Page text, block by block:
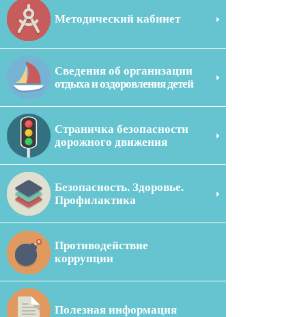
Методический кабинет
Сведения об организации
отдыха и оздоровления детей
Страничка безопасности
дорожного движения
Безопасность. Здоровье.
Профилактика
Противодействие
коррупции
Полезная информация